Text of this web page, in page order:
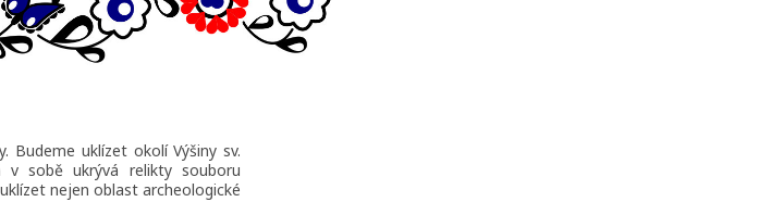
Budeme uklízet okolí Výšiny sv.
v sobě ukrývá relikty souboru
nejen oblast archeologické